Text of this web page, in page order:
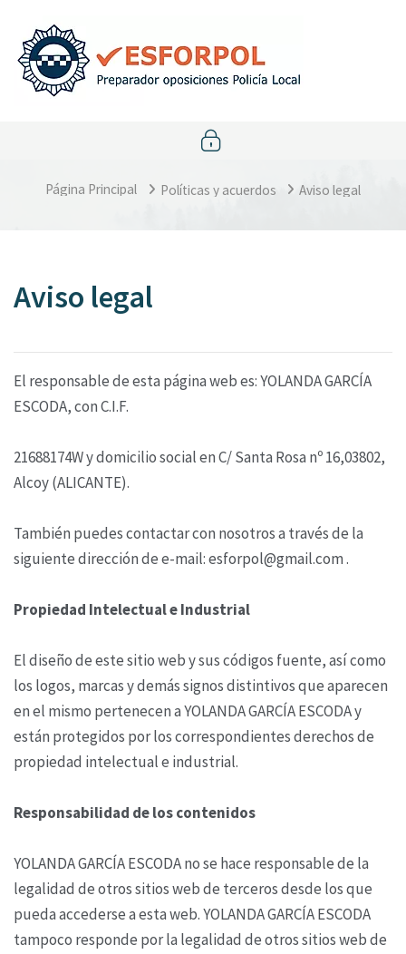
Página Principal Políticas y acuerdos Aviso legal
Aviso legal
El responsable de esta página web es: YOLANDA GARCÍA
ESCODA, con C.I.F.
21688174W y domicilio social en C/ Santa Rosa nº 16,03802,
Alcoy (ALICANTE).
También puedes contactar con nosotros a través de la
siguiente dirección de e-mail: esforpol@gmail.com .
Propiedad Intelectual e Industrial
El diseño de este sitio web y sus códigos fuente, así como
los logos, marcas y demás signos distintivos que aparecen
en el mismo pertenecen a YOLANDA GARCÍA ESCODA y
están protegidos por los correspondientes derechos de
propiedad intelectual e industrial.
Responsabilidad de los contenidos
YOLANDA GARCÍA ESCODA no se hace responsable de la
legalidad de otros sitios web de terceros desde los que
pueda accederse a esta web. YOLANDA GARCÍA ESCODA
tampoco responde por la legalidad de otros sitios web de